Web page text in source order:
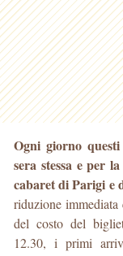
Ogni giorno
sera stessa e per
cabaret di Parigi e
riduzione
del costo del
12.30, i primi